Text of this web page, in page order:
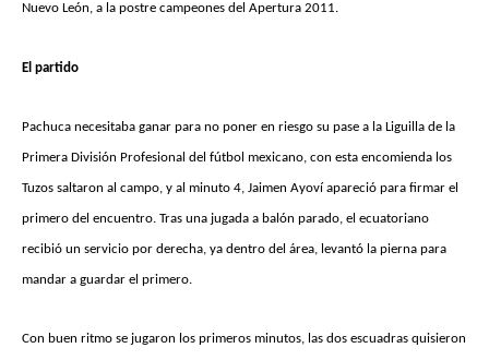
Nuevo León, a la postre campeones del Apertura 2011.
El partido
Pachuca necesitaba ganar para no poner en riesgo su pase a la Liguilla de la
Primera División Profesional del fútbol mexicano, con esta encomienda los
Tuzos saltaron al campo, y al minuto 4, Jaimen Ayoví apareció para firmar el
primero del encuentro. Tras una jugada a balón parado, el ecuatoriano
recibió un servicio por derecha, ya dentro del área, levantó la pierna para
mandar a guardar el primero.
Con buen ritmo se jugaron los primeros minutos, las dos escuadras quisieron